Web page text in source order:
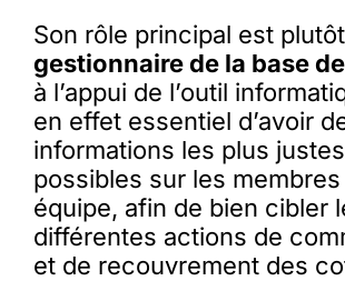
Son rôle principal est
gestionnaire de la base
à l’appui de l’outil
en effet essentiel d’avoir
informations les plus
possibles sur les membres
équipe, afin de bien cibler
différentes actions de
et de recouvrement des